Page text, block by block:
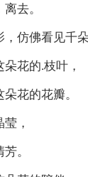
去。
仿佛看见千
花的.枝叶，
花的花瓣。
，
。